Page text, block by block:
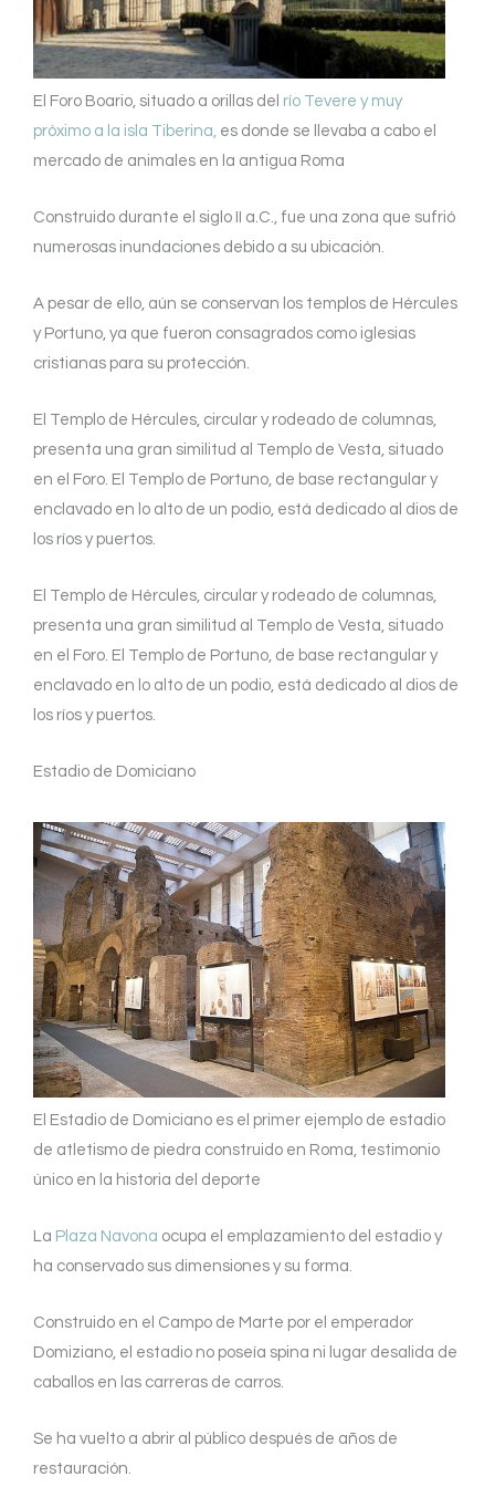
El Foro Boario, situado a orillas del río Tevere y muy
próximo a la isla Tiberina, es donde se llevaba a cabo el
mercado de animales en la antigua Roma
Construido durante el siglo II a.C., fue una zona que sufrió
numerosas inundaciones debido a su ubicación.
A pesar de ello, aún se conservan los templos de Hércules
y Portuno, ya que fueron consagrados como iglesias
cristianas para su protección.
El Templo de Hércules, circular y rodeado de columnas,
presenta una gran similitud al Templo de Vesta, situado
en el Foro. El Templo de Portuno, de base rectangular y
enclavado en lo alto de un podio, está dedicado al dios de
los ríos y puertos.
El Templo de Hércules, circular y rodeado de columnas,
presenta una gran similitud al Templo de Vesta, situado
en el Foro. El Templo de Portuno, de base rectangular y
enclavado en lo alto de un podio, está dedicado al dios de
los ríos y puertos.
Estadio de Domiciano
El Estadio de Domiciano es el primer ejemplo de estadio
de atletismo de piedra construido en Roma, testimonio
único en la historia del deporte
La Plaza Navona ocupa el emplazamiento del estadio y
ha conservado sus dimensiones y su forma.
Construido en el Campo de Marte por el emperador
Domiziano, el estadio no poseía spina ni lugar desalida de
caballos en las carreras de carros.
Se ha vuelto a abrir al público después de años de
restauración.